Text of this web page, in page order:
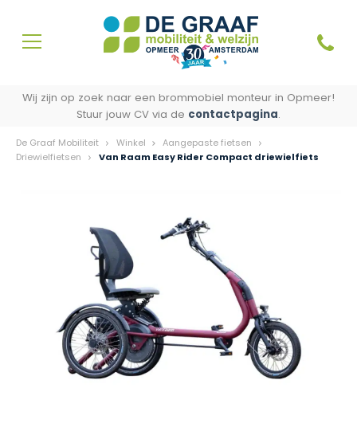
Wij zijn op zoek naar een brommobiel monteur in Opmeer!
Stuur jouw CV via de contactpagina.
De Graaf Mobiliteit Winkel
Aangepaste fietsen
Driewielfietsen
Van Raam Easy Rider Compact driewielfiets